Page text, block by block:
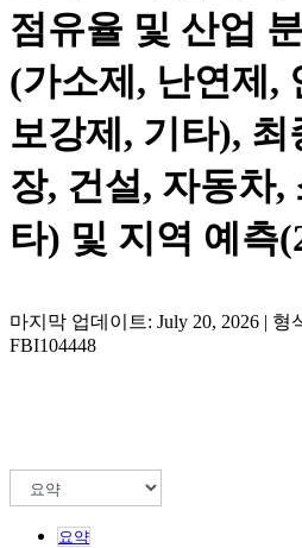
점유율 및 산업
(가소제, 난연제,
보강제, 기타),
장, 건설, 자동차,
타) 및 지역 예측
마지막 업데이트: July 20, 2026 | 형
FBI104448
요약